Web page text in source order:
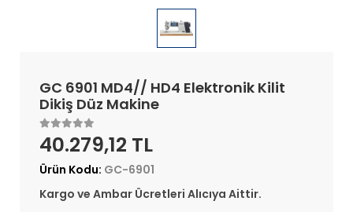
GC 6901 MD4// HD4 Elektronik Kilit
Dikiş Düz Makine
40.279,12 TL
Ürün Kodu: GC-6901
Kargo ve Ambar Ücretleri Alıcıya Aittir.